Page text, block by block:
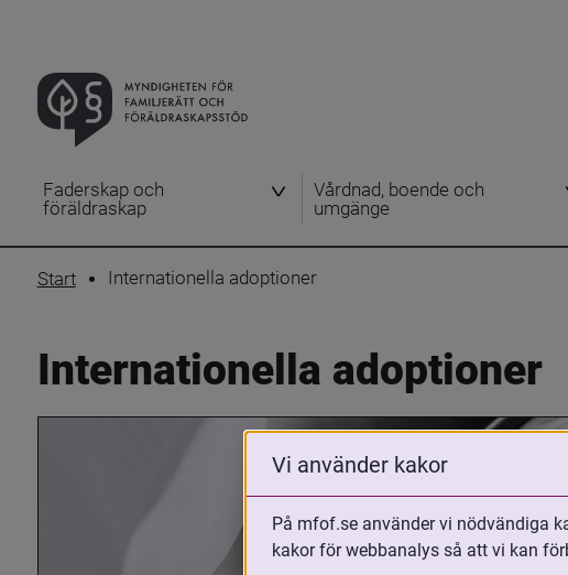
Faderskap och
föräldraskap
Vårdnad, boende och
umgänge
Start Internationella adoptioner
Internationella adoptioner
Vi använder kakor
På mfof.se använder vi nödvändiga
kakor för webbanalys så att vi kan